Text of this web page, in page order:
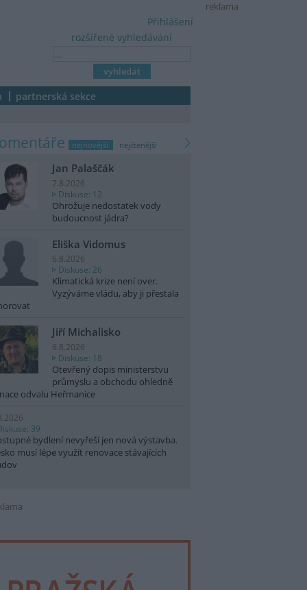
reklama
rozšířené vyhledávání
Přihlášení
partnerská sekce
nejnovější nejčtenější
Jan Palaščák
7.8.2026
Diskuse: 12
Ohrožuje nedostatek vody
budoucnost jádra?
Eliška Vidomus
6.8.2026
Diskuse: 26
Klimatická krize není over.
Vyzýváme vládu, aby ji přestala
Jiří Michalisko
6.8.2026
Diskuse: 18
Otevřený dopis ministerstvu
průmyslu a obchodu ohledně
odvalu Heřmanice
39
bydlení nevyřeší jen nová výstavba.
musí lépe využít renovace stávajících